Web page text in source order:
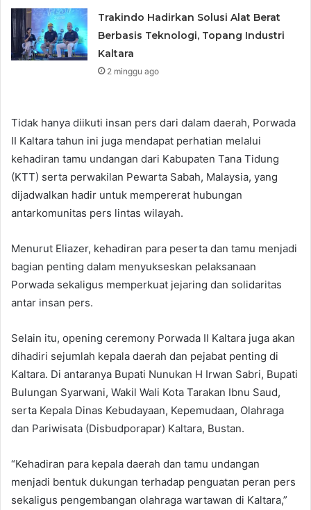
Trakindo Hadirkan Solusi Alat Berat
Berbasis Teknologi, Topang Industri
Kaltara
2 minggu ago
Tidak hanya diikuti insan pers dari dalam daerah, Porwada
II Kaltara tahun ini juga mendapat perhatian melalui
kehadiran tamu undangan dari Kabupaten Tana Tidung
(KTT) serta perwakilan Pewarta Sabah, Malaysia, yang
dijadwalkan hadir untuk mempererat hubungan
antarkomunitas pers lintas wilayah.
Menurut Eliazer, kehadiran para peserta dan tamu menjadi
bagian penting dalam menyukseskan pelaksanaan
Porwada sekaligus memperkuat jejaring dan solidaritas
antar insan pers.
Selain itu, opening ceremony Porwada II Kaltara juga akan
dihadiri sejumlah kepala daerah dan pejabat penting di
Kaltara. Di antaranya Bupati Nunukan H Irwan Sabri, Bupati
Bulungan Syarwani, Wakil Wali Kota Tarakan Ibnu Saud,
serta Kepala Dinas Kebudayaan, Kepemudaan, Olahraga
dan Pariwisata (Disbudporapar) Kaltara, Bustan.
“Kehadiran para kepala daerah dan tamu undangan
menjadi bentuk dukungan terhadap penguatan peran pers
sekaligus pengembangan olahraga wartawan di Kaltara,”